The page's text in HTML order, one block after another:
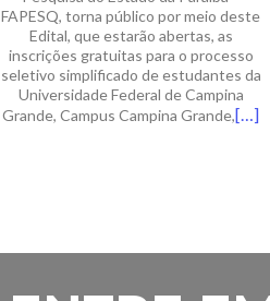
FAPESQ, torna público por meio deste
Edital, que estarão abertas, as
inscrições gratuitas para o processo
seletivo simplificado de estudantes da
Universidade Federal de Campina
Grande, Campus Campina Grande,[…]